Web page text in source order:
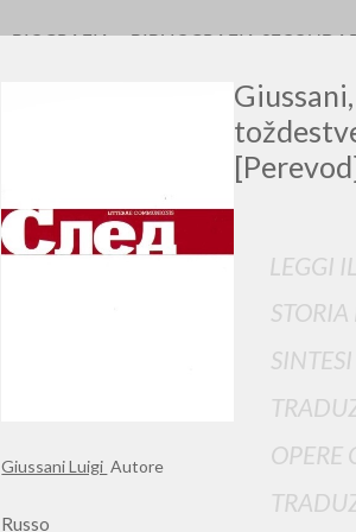
Giussani Luigi Autore
Russo
LEGGI
OPERE
BIOGRAFIA BIBLIOGRAFIA